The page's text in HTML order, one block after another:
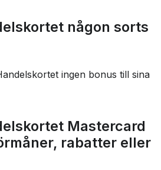
någon sorts bonus?
Mastercard några andra
ingår?
på Handelskortet?
uppfyllas?
om kreditkortet?
någon sorts
ingen bonus till sina
Mastercard
rabatter eller